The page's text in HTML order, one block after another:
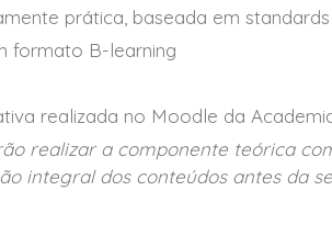
prática, baseada em standards
formato B-learning
realizada no Moodle da
realizar a componente teórica
integral dos conteúdos antes da